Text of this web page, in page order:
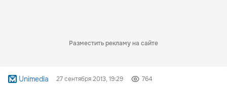
Разместить рекламу на сайте
Unimedia 27 сентября 2013, 19:29 764